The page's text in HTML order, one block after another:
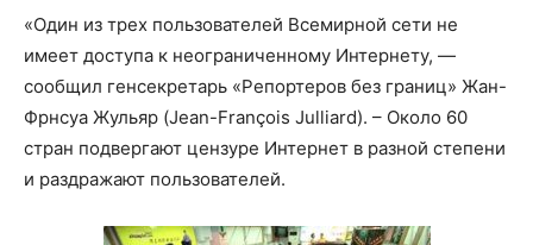
«Один из трех пользователей Всемирной сети не
имеет доступа к неограниченному Интернету, —
сообщил генсекретарь «Репортеров без границ» Жан-
Фрнсуа Жульяр (Jean-François Julliard). – Около 60
стран подвергают цензуре Интернет в разной степени
и раздражают пользователей.